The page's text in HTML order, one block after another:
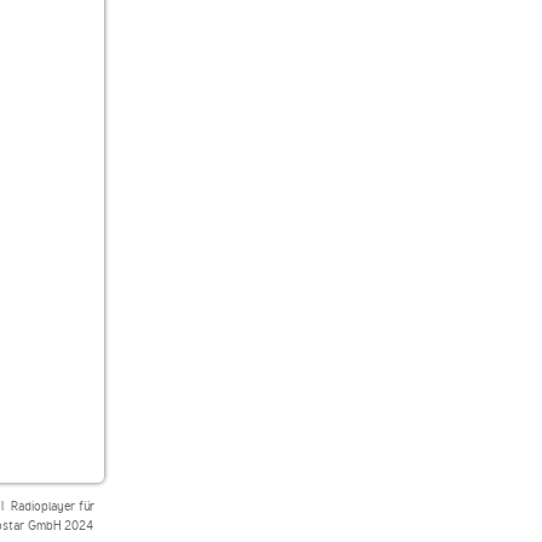
Radioplayer für
GmbH 2024